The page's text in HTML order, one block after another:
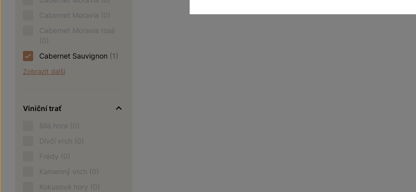
Cabernet Moravia (0)
Cabernet Moravia rosé
(0)
Cabernet Sauvignon (1)
Zobrazit další
Viniční trať
Bílá hora (0)
Dívčí vrch (0)
Frédy (0)
Kamenný vrch (0)
Kokusové hory (0)